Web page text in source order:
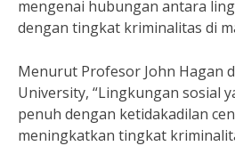
mengenai hubungan antara
dengan tingkat kriminalitas di
Menurut Profesor John Hagan
University, “Lingkungan sosial
penuh dengan ketidakadilan
meningkatkan tingkat